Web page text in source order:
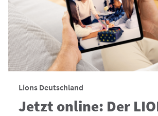
Lions Deutschland
Jetzt online: Der